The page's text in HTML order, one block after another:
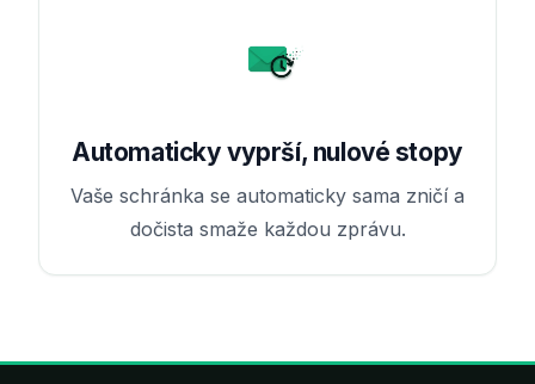
Automaticky vyprší, nulové stopy
Vaše schránka se automaticky sama zničí a
dočista smaže každou zprávu.